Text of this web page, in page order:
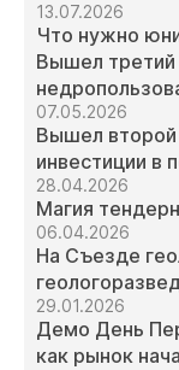
13.07.2026
Что нужно
Вышел третий
07.05.2026
Вышел
инвестиции в
28.04.2026
Магия
06.04.2026
На Съезде
29.01.2026
Демо День
как рынок